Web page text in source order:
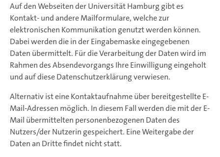
Auf den Webseiten der Universität Hamburg gibt es
Kontakt- und andere Mailformulare, welche zur
elektronischen Kommunikation genutzt werden können.
Dabei werden die in der Eingabemaske eingegebenen
Daten übermittelt. Für die Verarbeitung der Daten wird im
Rahmen des Absendevorgangs Ihre Einwilligung eingeholt
und auf diese Datenschutzerklärung verwiesen.
Alternativ ist eine Kontaktaufnahme über bereitgestellte E-
Mail-Adressen möglich. In diesem Fall werden die mit der E-
Mail übermittelten personenbezogenen Daten des
Nutzers/der Nutzerin gespeichert. Eine Weitergabe der
Daten an Dritte findet nicht statt.